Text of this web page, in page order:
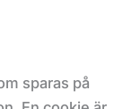
sparas på